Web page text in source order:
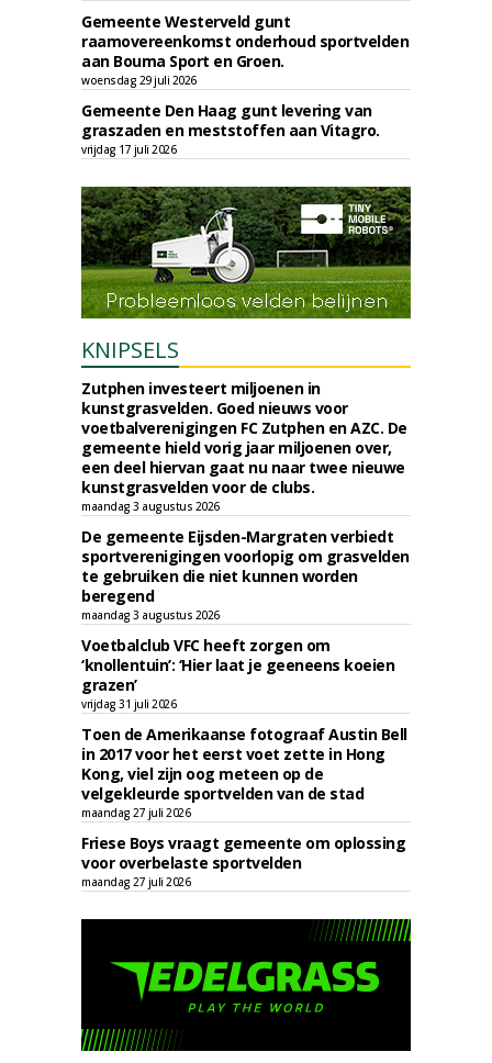
Gemeente Westerveld gunt
raamovereenkomst onderhoud sportvelden
aan Bouma Sport en Groen.
woensdag 29 juli 2026
Gemeente Den Haag gunt levering van
graszaden en meststoffen aan Vitagro.
vrijdag 17 juli 2026
KNIPSELS
Zutphen investeert miljoenen in
kunstgrasvelden. Goed nieuws voor
voetbalverenigingen FC Zutphen en AZC. De
gemeente hield vorig jaar miljoenen over,
een deel hiervan gaat nu naar twee nieuwe
kunstgrasvelden voor de clubs.
maandag 3 augustus 2026
De gemeente Eijsden-Margraten verbiedt
sportverenigingen voorlopig om grasvelden
te gebruiken die niet kunnen worden
beregend
maandag 3 augustus 2026
Voetbalclub VFC heeft zorgen om
‘knollentuin’: ‘Hier laat je geeneens koeien
grazen’
vrijdag 31 juli 2026
Toen de Amerikaanse fotograaf Austin Bell
in 2017 voor het eerst voet zette in Hong
Kong, viel zijn oog meteen op de
velgekleurde sportvelden van de stad
maandag 27 juli 2026
Friese Boys vraagt gemeente om oplossing
voor overbelaste sportvelden
maandag 27 juli 2026